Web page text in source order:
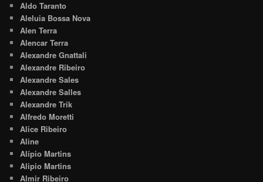
Aldo Taranto
Aleluia Bossa Nova
Alen Terra
Alencar Terra
Alexandre Gnattali
Alexandre Ribeiro
Alexandre Sales
Alexandre Salles
Alexandre Trik
Alfredo Moretti
Alice Ribeiro
Aline
Alípio Martins
Alipio Martins
Almir Ribeiro